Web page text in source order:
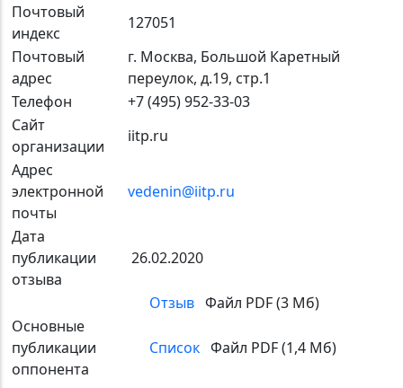
Почтовый
индекс
127051
Почтовый
адрес
г. Москва, Большой Каретный
переулок, д.19, стр.1
Телефон
+7 (495) 952-33-03
Сайт
организации
iitp.ru
Адрес
электронной
почты
vedenin@iitp.ru
Дата
публикации
отзыва
26.02.2020
Отзыв Файл PDF (3 Мб)
Основные
публикации
оппонента
Список Файл PDF (1,4 Мб)